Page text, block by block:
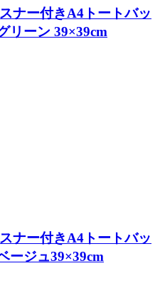
ナー付きA4トートバッ
リーン 39×39cm
ナー付きA4トートバッ
ージュ39×39cm